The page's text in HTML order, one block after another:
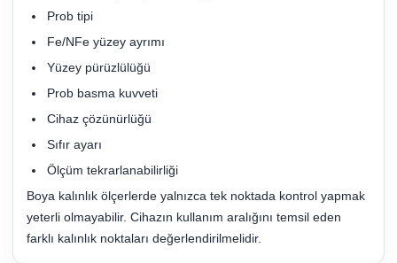
Prob tipi
Fe/NFe yüzey ayrımı
Yüzey pürüzlülüğü
Prob basma kuvveti
Cihaz çözünürlüğü
Sıfır ayarı
Ölçüm tekrarlanabilirliği
Boya kalınlık ölçerlerde yalnızca tek noktada kontrol yapmak
yeterli olmayabilir. Cihazın kullanım aralığını temsil eden
farklı kalınlık noktaları değerlendirilmelidir.